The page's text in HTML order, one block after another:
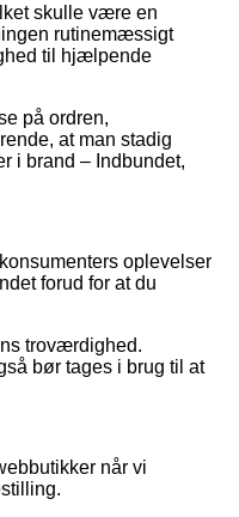
skulle være en
rutinemæssigt
til hjælpende
på ordren,
at man stadig
i brand – Indbundet,
oplevelser
forud for at du
troværdighed.
bør tages i brug til at
når vi